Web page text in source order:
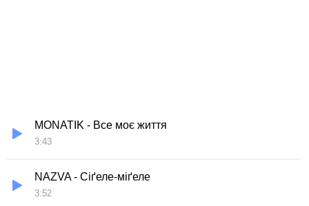
MONATIK - Все моє життя
3:43
NAZVA - Сіґеле-міґеле
3:52